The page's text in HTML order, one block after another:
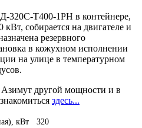
320С-Т400-1РН в контейнере,
собирается на двигателе и
резервного
в кожухном исполнении
на улице в температурном
Азимут другой мощности и в
здесь...
кВт
320